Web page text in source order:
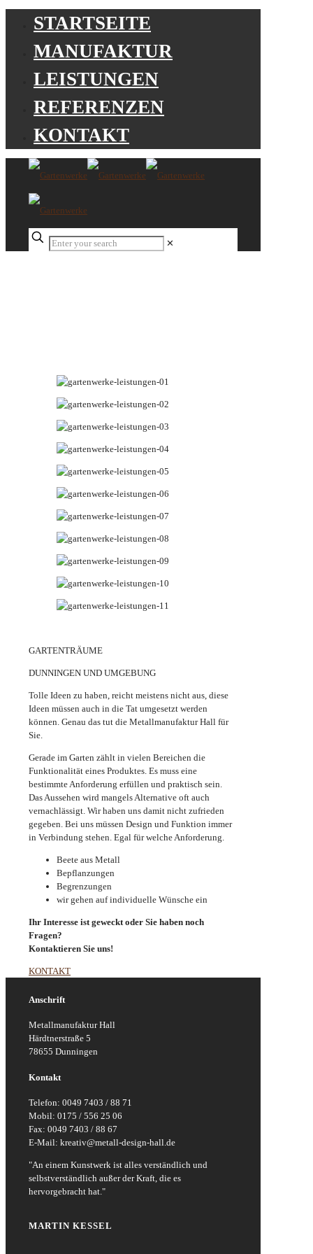
STARTSEITE
MANUFAKTUR
LEISTUNGEN
REFERENZEN
KONTAKT
✕
GARTENTRÄUME
DUNNINGEN UND UMGEBUNG
Tolle Ideen zu haben, reicht meistens nicht aus, diese
Ideen müssen auch in die Tat umgesetzt werden
können. Genau das tut die Metallmanufaktur Hall für
Sie.
Gerade im Garten zählt in vielen Bereichen die
Funktionalität eines Produktes. Es muss eine
bestimmte Anforderung erfüllen und praktisch sein.
Das Aussehen wird mangels Alternative oft auch
vernachlässigt. Wir haben uns damit nicht zufrieden
gegeben. Bei uns müssen Design und Funktion immer
in Verbindung stehen. Egal für welche Anforderung.
Beete aus Metall
Bepflanzungen
Begrenzungen
wir gehen auf individuelle Wünsche ein
Ihr Interesse ist geweckt oder Sie haben noch
Fragen?
Kontaktieren Sie uns!
KONTAKT
Anschrift
Metallmanufaktur Hall
Härdtnerstraße 5
78655 Dunningen
Kontakt
Telefon: 0049 7403 / 88 71
Mobil: 0175 / 556 25 06
Fax: 0049 7403 / 88 67
E-Mail: kreativ@metall-design-hall.de
"An einem Kunstwerk ist alles verständlich und
selbstverständlich außer der Kraft, die es
hervorgebracht hat."
MARTIN KESSEL